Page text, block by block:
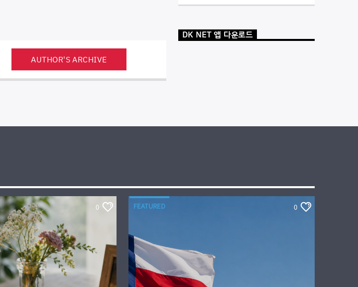
AUTHOR'S ARCHIVE
DK NET 앱 다운로드
0 FEATURED 0